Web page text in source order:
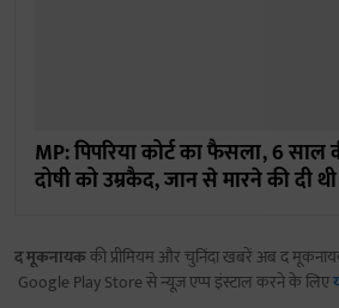
MP: पिपरिया कोर्ट का फैसला, 6
दोषी को उम्रकैद, जान से मारने की दी
द मूकनायककी प्रीमियम और चुनिंदा खबरें अब द
Google Play Store से न्यूज़ एप्प इंस्टाल करने के लिए